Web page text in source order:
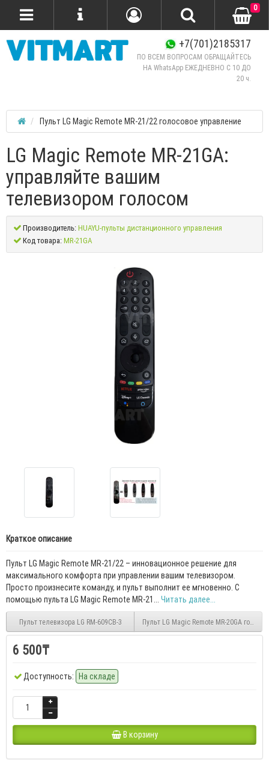
+7(701)2185317
ПО ВСЕМ ВОПРОСАМ ОБРАЩАЙТЕСЬ
НА WhatsApp ЕЖЕДНЕВНО C 10 ДО
20 ч.
0
Пульт LG Magic Remote MR-21/22 голосовое управление
LG Magic Remote MR-21GA:
управляйте вашим
телевизором голосом
Производитель:HUAYU-пульты дистанционного управления
Код товара:MR-21GA
Краткое описание
Пульт LG Magic Remote MR-21/22 – инновационное решение для
максимального комфорта при управлении вашим телевизором.
Просто произнесите команду, и пульт выполнит ее мгновенно. С
помощью пульта LG Magic Remote MR-21... Читать далее...
Пульт телевизора LG RM-609CB-3 Пульт LG Magic Remote MR-20GA
6 500₸
Доступность: На складе
В корзину